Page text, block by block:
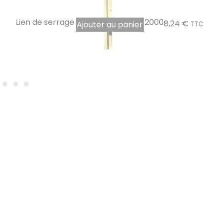
Lien de serrage métallique or par 20008,24 € TTC
Ajouter au panier